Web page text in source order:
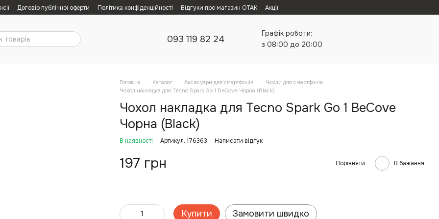
Договір публічної оферти Політика конфіденційності Відгуки про магазин ОТАК Акції
093 119 82 24
Графік роботи:
з 08:00 до 20:00
Головна Каталог Аксесуари для смартфонів
Чохли для смартфонів
Чохол накладка для Tecno Spark Go 1 BeCove Чорна (Black)
Чохол накладка для Tecno Spark Go 1 BeCove
Чорна (Black)
В наявності Артикул: 176363 Написати відгук
197 грн Порівняти В бажання
Купити Замовити швидко